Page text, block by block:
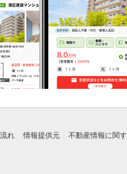
れ 情報提供元 不動産情報に関